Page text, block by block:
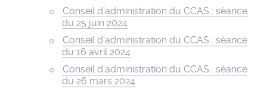
Conseil d’administration du CCAS : séance
du 25 juin 2024
Conseil d’administration du CCAS : séance
du 16 avril 2024
Conseil d’administration du CCAS : séance
du 26 mars 2024